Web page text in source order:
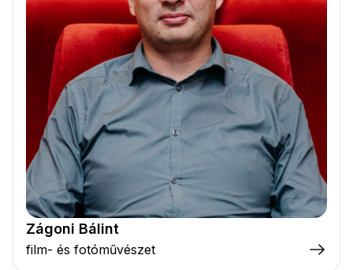
Zágoni Bálint
film- és fotóművészet